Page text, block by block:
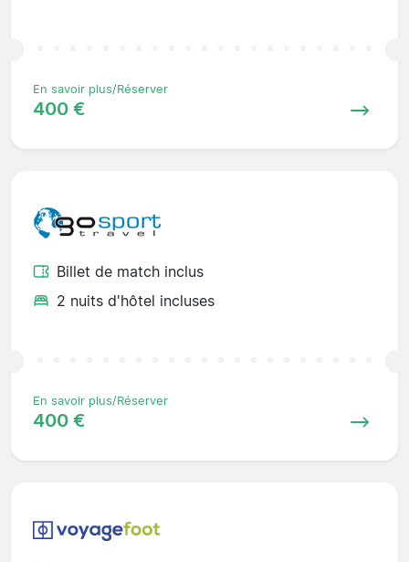
En savoir plus/Réserver
400 €
Billet de match inclus
2 nuits d'hôtel incluses
En savoir plus/Réserver
400 €